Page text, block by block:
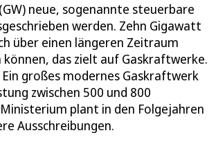
neue, sogenannte steuerbare
werden. Zehn Gigawatt
über einen längeren Zeitraum
das zielt auf Gaskraftwerke.
großes modernes Gaskraftwerk
zwischen 500 und 800
plant in den Folgejahren
Ausschreibungen.